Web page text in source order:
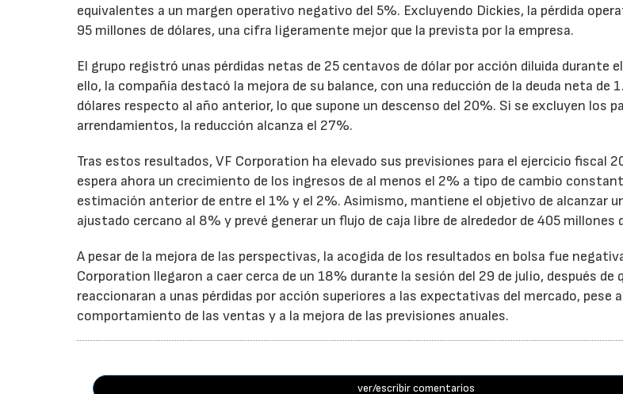
equivalentes a un margen operativo negativo del 5%. Excluyendo Dickies, la pérdida
95 millones de dólares, una cifra ligeramente mejor que la prevista por la empresa.
El grupo registró unas pérdidas netas de 25 centavos de dólar por acción diluida durante
ello, la compañía destacó la mejora de su balance, con una reducción de la deuda neta de
dólares respecto al año anterior, lo que supone un descenso del 20%. Si se excluyen los
arrendamientos, la reducción alcanza el 27%.
Tras estos resultados, VF Corporation ha elevado sus previsiones para el ejercicio fiscal
espera ahora un crecimiento de los ingresos de al menos el 2% a tipo de cambio
estimación anterior de entre el 1% y el 2%. Asimismo, mantiene el objetivo de alcanzar
ajustado cercano al 8% y prevé generar un flujo de caja libre de alrededor de 405 millones
A pesar de la mejora de las perspectivas, la acogida de los resultados en bolsa fue
Corporation llegaron a caer cerca de un 18% durante la sesión del 29 de julio, después de
reaccionaran a unas pérdidas por acción superiores a las expectativas del mercado, pese
comportamiento de las ventas y a la mejora de las previsiones anuales.
ver/escribir comentarios